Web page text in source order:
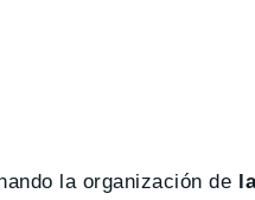
la organización de